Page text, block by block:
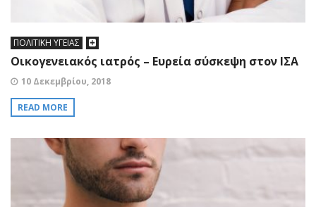
ΠΟΛΙΤΙΚΗ ΥΓΕΙΑΣ
Οικογενειακός ιατρός – Ευρεία σύσκεψη στον ΙΣΑ
10 Δεκεμβρίου, 2018
READ MORE